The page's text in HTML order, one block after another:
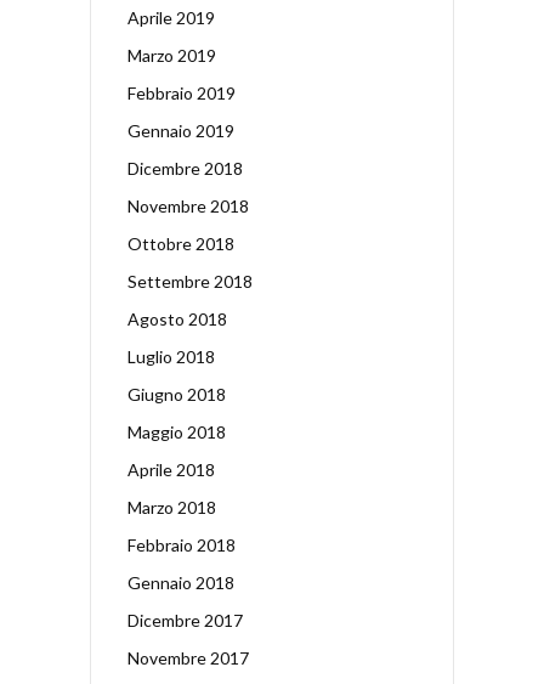
Aprile 2019
Marzo 2019
Febbraio 2019
Gennaio 2019
Dicembre 2018
Novembre 2018
Ottobre 2018
Settembre 2018
Agosto 2018
Luglio 2018
Giugno 2018
Maggio 2018
Aprile 2018
Marzo 2018
Febbraio 2018
Gennaio 2018
Dicembre 2017
Novembre 2017